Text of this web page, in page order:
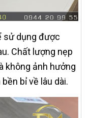
sử dụng được
Chất lượng nẹp
không ảnh hưởng
bỉ về lâu dài.